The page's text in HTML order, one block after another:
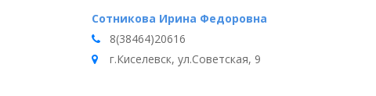
Сотникова Ирина Федоровна
8(38464)20616
г.Киселевск, ул.Советская, 9